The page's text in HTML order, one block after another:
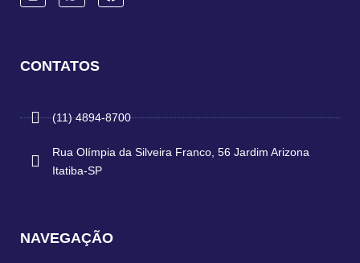
CONTATOS
(11) 4894-8700
Rua Olímpia da Silveira Franco, 56 Jardim Arizona
Itatiba-SP
NAVEGAÇÃO